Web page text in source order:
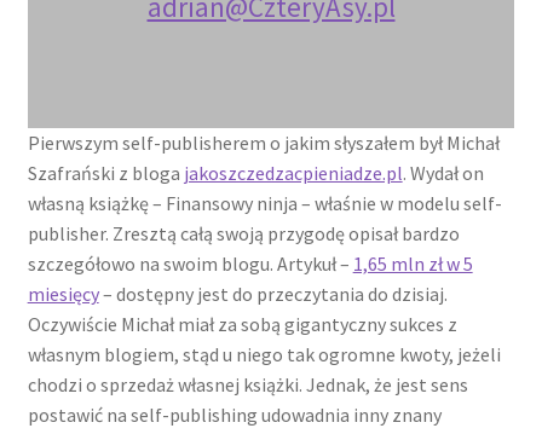
Pierwszym self-publisherem o jakim słyszałem był Michał
Szafrański z bloga jakoszczedzacpieniadze.pl. Wydał on
własną książkę – Finansowy ninja – właśnie w modelu self-
publisher. Zresztą całą swoją przygodę opisał bardzo
szczegółowo na swoim blogu. Artykuł – 1,65 mln zł w 5
miesięcy– dostępny jest do przeczytania do dzisiaj.
Oczywiście Michał miał za sobą gigantyczny sukces z
własnym blogiem, stąd u niego tak ogromne kwoty, jeżeli
chodzi o sprzedaż własnej książki. Jednak, że jest sens
postawić na self-publishing udowadnia inny znany